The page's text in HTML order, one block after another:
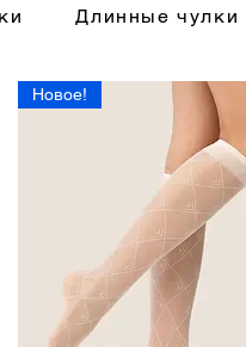
Длинные чулки
Новое!